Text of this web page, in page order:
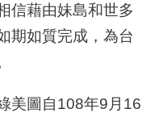
信藉由妹島和世多
期如質完成，為台
美圖自108年9月16